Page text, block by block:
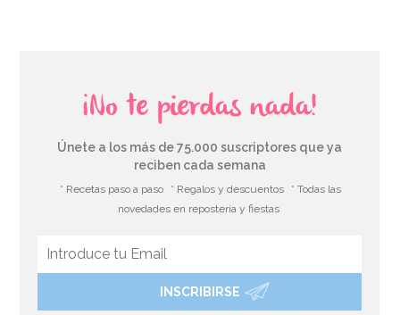
Rotulador Comestible color Gris Funcakes
¡No te pierdas nada!
Únete a los más de 75.000 suscriptores que ya
reciben cada semana
* Recetas paso a paso * Regalos y descuentos
* Todas las
novedades en repostería y fiestas
INSCRIBIRSE